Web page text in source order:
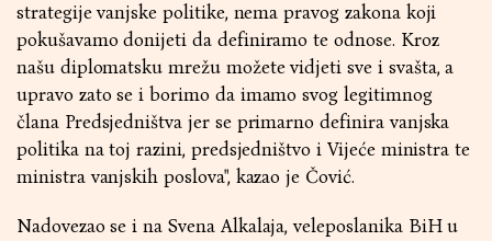
strategije vanjske politike, nema pravog zakona koji
pokušavamo donijeti da definiramo te odnose. Kroz
našu diplomatsku mrežu možete vidjeti sve i svašta, a
upravo zato se i borimo da imamo svog legitimnog
člana Predsjedništva jer se primarno definira vanjska
politika na toj razini, predsjedništvo i Vijeće ministra te
ministra vanjskih poslova", kazao je Čović.
Nadovezao se i na Svena Alkalaja, veleposlanika BiH u